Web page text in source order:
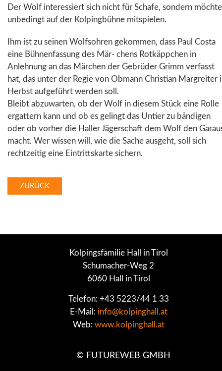
Der Wolf interessiert sich nicht für Schafe, sondern möchte
unbedingt auf der Kolpingbühne mitspielen.
Ihm ist zu seinen Wolfsohren gekommen, dass Paul Costa
eine Bühnenfassung des Mär- chens Rotkäppchen in
Anlehnung an das Märchen der Gebrüder Grimm verfasst
hat, das unter der Regie von Obmann Christian Margreiter
Herbst aufgeführt werden soll.
Bleibt abzuwarten, ob der Wolf in diesem Stück eine Rolle
ergattern kann und ob es gelingt das Untier zu bändigen
oder ob vorher die Haller Jägerschaft dem Wolf den
macht. Wer wissen will, wie die Sache ausgeht, soll sich
rechtzeitig eine Eintrittskarte sichern.
ZURÜCK
Kolpingsfamilie Hall in Tirol
Schumacher-Weg 2
6060 Hall in Tirol
Telefon: +43 5223/44 1 33
E-Mail: info@kolpinghall.at
Web: www.kolpinghall.at
© FUTUREWEB GMBH